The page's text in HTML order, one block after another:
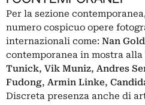
Per la sezione
numero cospicuo opere
internazionali come: Nan
contemporanea in mostra
Tunick, Vik Muniz, Andres
Fudong, Armin Linke,
Discreta presenza anche di